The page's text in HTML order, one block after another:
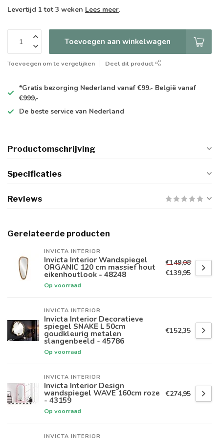
Levertijd 1 tot 3 weken Lees meer.
Toevoegen aan winkelwagen
Toevoegen om te vergelijken Deel dit product
*Gratis bezorging Nederland vanaf €99.- België vanaf
€999,-
De beste service van Nederland
Productomschrijving
Specificaties
Reviews
Gerelateerde producten
INVICTA INTERIOR
Invicta Interior Wandspiegel
ORGANIC 120 cm massief hout
eikenhoutlook - 48248
Op voorraad
€149,08
€139,95
INVICTA INTERIOR
Invicta Interior Decoratieve
spiegel SNAKE L 50cm
goudkleurig metalen
slangenbeeld - 45786
Op voorraad
€152,35
INVICTA INTERIOR
Invicta Interior Design
wandspiegel WAVE 160cm roze
- 43159
Op voorraad
€274,95
INVICTA INTERIOR